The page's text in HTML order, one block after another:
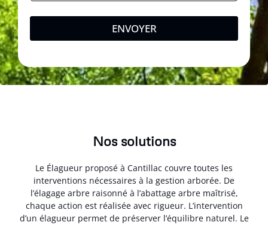
ENVOYER
Nos solutions
Le Élagueur proposé à Cantillac couvre toutes les
interventions nécessaires à la gestion arborée. De
l’élagage arbre raisonné à l’abattage arbre maîtrisé,
chaque action est réalisée avec rigueur. L’intervention
d’un élagueur permet de préserver l’équilibre naturel. Le